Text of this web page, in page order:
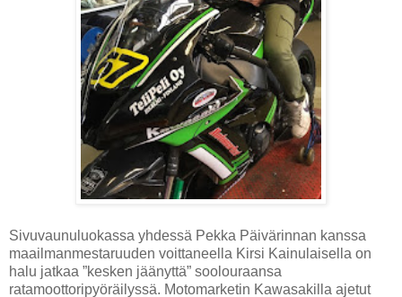
Sivuvaunuluokassa yhdessä Pekka Päivärinnan kanssa
maailmanmestaruuden voittaneella Kirsi Kainulaisella on
halu jatkaa ”kesken jäänyttä” soolouraansa
ratamoottoripyöräilyssä. Motomarketin Kawasakilla ajetut